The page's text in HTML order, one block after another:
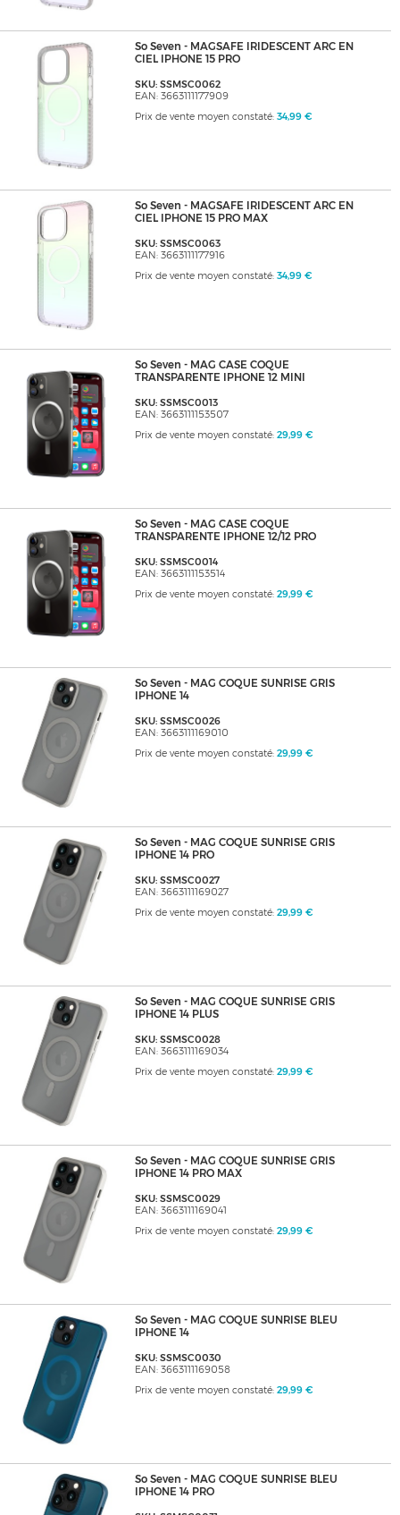
So Seven - MAGSAFE IRIDESCENT ARC EN
CIEL IPHONE 15 PRO
SKU: SSMSC0062
EAN: 3663111177909
Prix de vente moyen constaté: 34,99 €
So Seven - MAGSAFE IRIDESCENT ARC EN
CIEL IPHONE 15 PRO MAX
SKU: SSMSC0063
EAN: 3663111177916
Prix de vente moyen constaté: 34,99 €
So Seven - MAG CASE COQUE
TRANSPARENTE IPHONE 12 MINI
SKU: SSMSC0013
EAN: 3663111153507
Prix de vente moyen constaté: 29,99 €
So Seven - MAG CASE COQUE
TRANSPARENTE IPHONE 12/12 PRO
SKU: SSMSC0014
EAN: 3663111153514
Prix de vente moyen constaté: 29,99 €
So Seven - MAG COQUE SUNRISE GRIS
IPHONE 14
SKU: SSMSC0026
EAN: 3663111169010
Prix de vente moyen constaté: 29,99 €
So Seven - MAG COQUE SUNRISE GRIS
IPHONE 14 PRO
SKU: SSMSC0027
EAN: 3663111169027
Prix de vente moyen constaté: 29,99 €
So Seven - MAG COQUE SUNRISE GRIS
IPHONE 14 PLUS
SKU: SSMSC0028
EAN: 3663111169034
Prix de vente moyen constaté: 29,99 €
So Seven - MAG COQUE SUNRISE GRIS
IPHONE 14 PRO MAX
SKU: SSMSC0029
EAN: 3663111169041
Prix de vente moyen constaté: 29,99 €
So Seven - MAG COQUE SUNRISE BLEU
IPHONE 14
SKU: SSMSC0030
EAN: 3663111169058
Prix de vente moyen constaté: 29,99 €
So Seven - MAG COQUE SUNRISE BLEU
IPHONE 14 PRO